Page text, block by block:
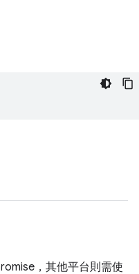
，其他平台則需使